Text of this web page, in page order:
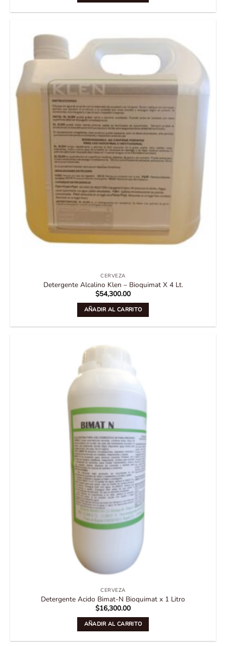
CERVEZA
Detergente Alcalino Klen – Bioquimat X 4 Lt.
$54,300.00
AÑADIR AL CARRITO
CERVEZA
Detergente Acido Bimat-N Bioquimat x 1 Litro
$16,300.00
AÑADIR AL CARRITO